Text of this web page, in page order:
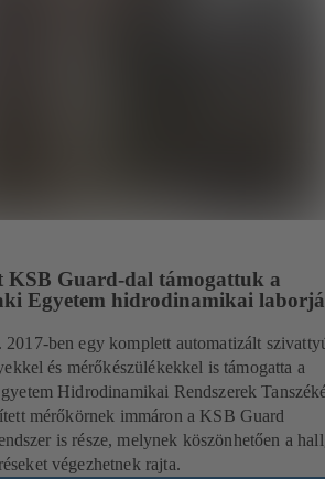
KSB Guard-dal támogattuk a
Egyetem hidrodinamikai
ben egy komplett automatizált
és mérőkészülékekkel is támogatta a
Hidrodinamikai Rendszerek
mérőkörnek immáron a KSB Guard
is része, melynek köszönhetően a
végezhetnek rajta.